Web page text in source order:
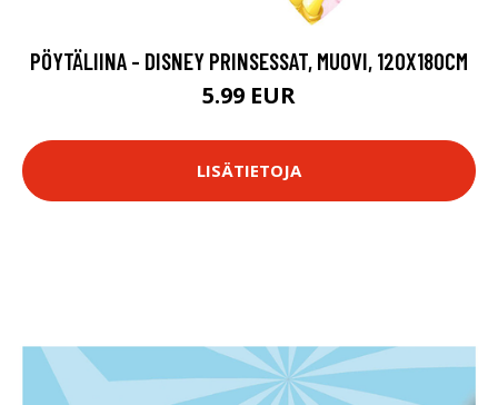
PÖYTÄLIINA - DISNEY PRINSESSAT, MUOVI, 120X180CM
5.99 EUR
LISÄTIETOJA